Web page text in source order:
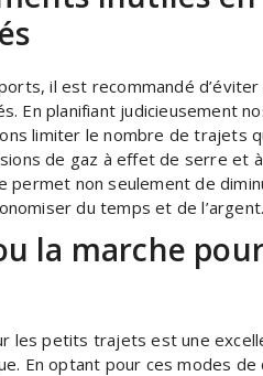
il est recommandé
En planifiant judicieusement
limiter le nombre de trajets
de gaz à effet de serre et
permet non seulement de
du temps et de l’argent.
la marche
les petits trajets est une
En optant pour ces modes de